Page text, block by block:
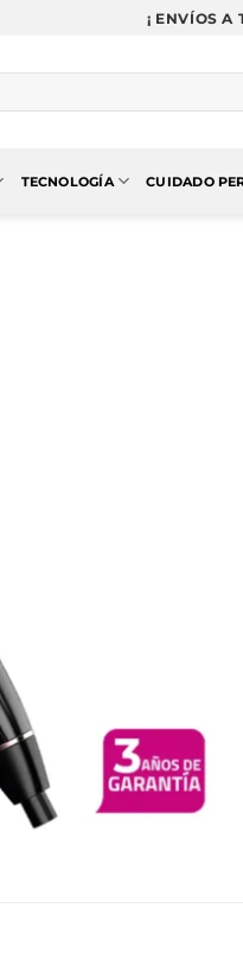
¡ ENVÍOS A
TECNOLOGÍA CUIDADO